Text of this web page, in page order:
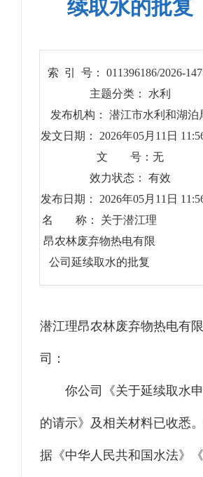
续取水的批复
索 引 号： 011396186/2026-
主题分类： 水利
发布机构： 潜江市水利和湖泊
发文日期： 2026年05月11日
文 号：无
效力状态： 有效
发布日期： 2026年05月11日
名 称： 关于潜江理
昂农林废弃物热电有限
公司延续取水的批复
潜江理昂农林废弃物热电有
司 ：
你公司《关于延续取水
的请示》 及相关材料已收悉
据《中华人民共和国水法》